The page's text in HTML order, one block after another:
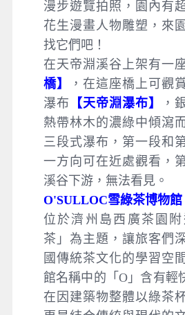
漫步遊覽拍照，園內有
花生漫畫人物雕塑，來
找它們吧！
在天帝淵溪谷上架有一
橋】
，在這座橋上可觀
瀑布 【天帝淵瀑布】
，
熱帶林木的濃綠中傾瀉
三段式瀑布，第一段和
一方向可在近處觀看，
溪谷下游，無法看見。
O'SULLOC雪綠茶博物館
位於濟州島西廣茶園
茶」為主題，讓旅客們
國傳統茶文化的學習空
館名稱中的「O」含有輕
在因建築物整體以綠茶